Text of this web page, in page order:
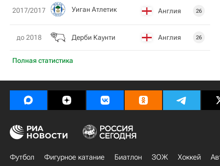
Полная статистика
2017/2017 Уиган Атлетик Англия 26
до 2018 Дерби Каунти Англия 26
Футбол Фигурное катание Биатлон ЗОЖ Хоккей